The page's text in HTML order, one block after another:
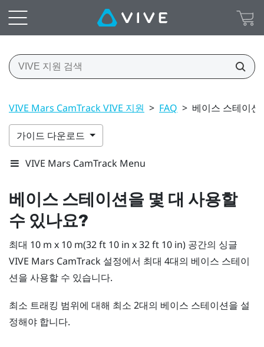
VIVE Mars CamTrack VIVE 지원 > FAQ > 베이스 스테이션
가이드 다운로드
VIVE Mars CamTrack Menu
베이스 스테이션을 몇 대 사용할
수 있나요?
최대 10 m x 10 m(32 ft 10 in x 32 ft 10 in) 공간의 싱글
VIVE Mars CamTrack 설정에서 최대 4대의 베이스 스테이
션을 사용할 수 있습니다.
최소 트래킹 범위에 대해 최소 2대의 베이스 스테이션을 설
정해야 합니다.